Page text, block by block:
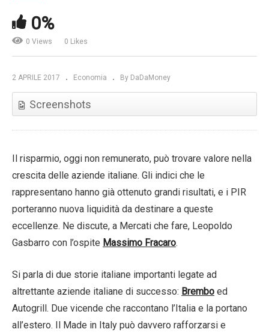
0%
0 Views 0 Likes
2 APRILE 2017 Economia By DaDaMoney
Screenshots
Il risparmio, oggi non remunerato, può trovare valore nella
crescita delle aziende italiane. Gli indici che le
rappresentano hanno già ottenuto grandi risultati, e i PIR
porteranno nuova liquidità da destinare a queste
eccellenze. Ne discute, a Mercati che fare, Leopoldo
Gasbarro con l’ospite Massimo Fracaro.
Si parla di due storie italiane importanti legate ad
altrettante aziende italiane di successo: Brembo ed
Autogrill. Due vicende che raccontano l’Italia e la portano
all’estero. Il Made in Italy può davvero rafforzarsi e